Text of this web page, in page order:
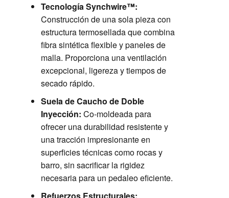
Tecnología Synchwire™:
Construcción de una sola pieza con
estructura termosellada que combina
fibra sintética flexible y paneles de
malla. Proporciona una ventilación
excepcional, ligereza y tiempos de
secado rápido.
Suela de Caucho de Doble
Inyección: Co-moldeada para
ofrecer una durabilidad resistente y
una tracción impresionante en
superficies técnicas como rocas y
barro, sin sacrificar la rigidez
necesaria para un pedaleo eficiente.